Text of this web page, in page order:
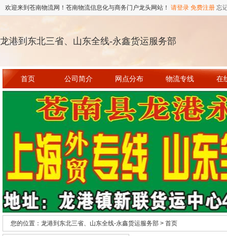
欢迎来到苍南物流网！苍南物流信息化与商务门户龙头网站！ 请登录 免费注册 忘
龙港到东北三省、山东全线-永鑫货运服务部
首页 公司简介 网点分布 物流专线 在
您的位置：龙港到东北三省、山东全线-永鑫货运服务部 > 首页